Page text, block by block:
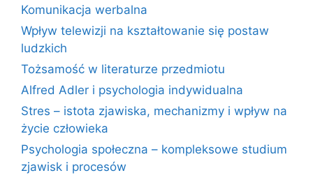
Komunikacja werbalna
Wpływ telewizji na kształtowanie się postaw
ludzkich
Tożsamość w literaturze przedmiotu
Alfred Adler i psychologia indywidualna
Stres – istota zjawiska, mechanizmy i wpływ na
życie człowieka
Psychologia społeczna – kompleksowe studium
zjawisk i procesów